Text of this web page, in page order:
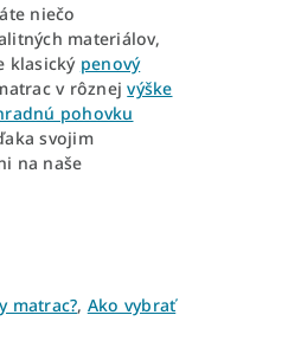
niečo
materiálov,
klasický penový
v rôznejvýške
pohovku
svojim
na naše
matrac?, Ako vybrať